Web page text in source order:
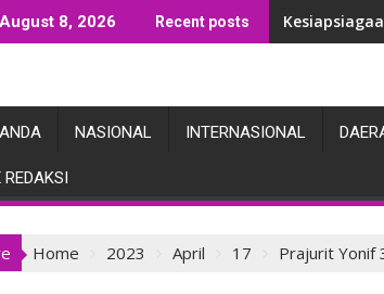
8, 2026 Recent posts
NASIONAL INTERNASIONAL
REDAKSI
Home 2023 April 17 Prajurit Yonif